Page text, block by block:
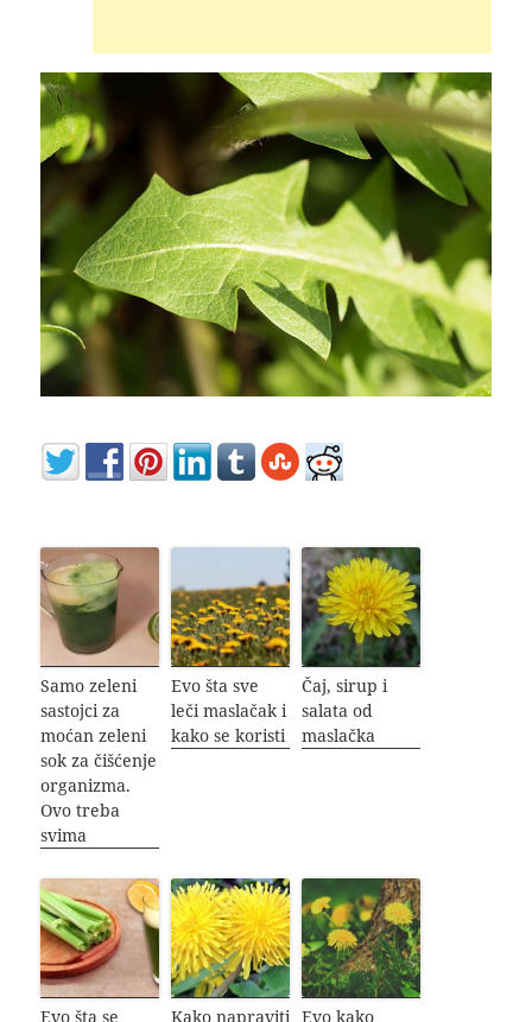
Samo zeleni
sastojci za
moćan zeleni
sok za čišćenje
organizma.
Ovo treba
svima
Evo šta sve
leči maslačak i
kako se koristi
Čaj, sirup i
salata od
maslačka
Evo šta se
Kako napraviti Evo kako